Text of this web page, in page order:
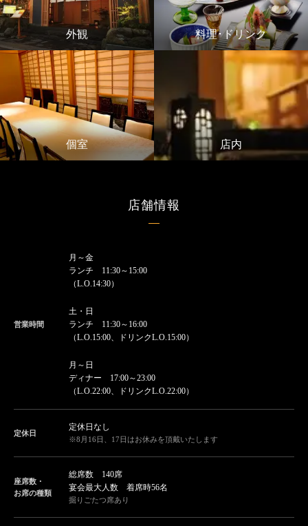
外観 料理･ドリンク
個室 店内
店舗情報
営業時間
月～金
ランチ 11:30～15:00
（L.O.14:30）
土・日
ランチ 11:30～16:00
（L.O.15:00、ドリンクL.O.15:00）
月～日
ディナー 17:00～23:00
（L.O.22:00、ドリンクL.O.22:00）
定休日
定休日なし
※8月16日、17日はお休みを頂戴いたします
座席数・
お席の種類
総席数 140席
宴会最大人数 着席時56名
掘りごたつ席あり